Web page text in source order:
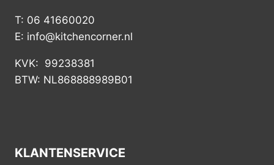
T: 06 41660020
E: info@kitchencorner.nl
KVK: 99238381
BTW: NL868888989B01
KLANTENSERVICE